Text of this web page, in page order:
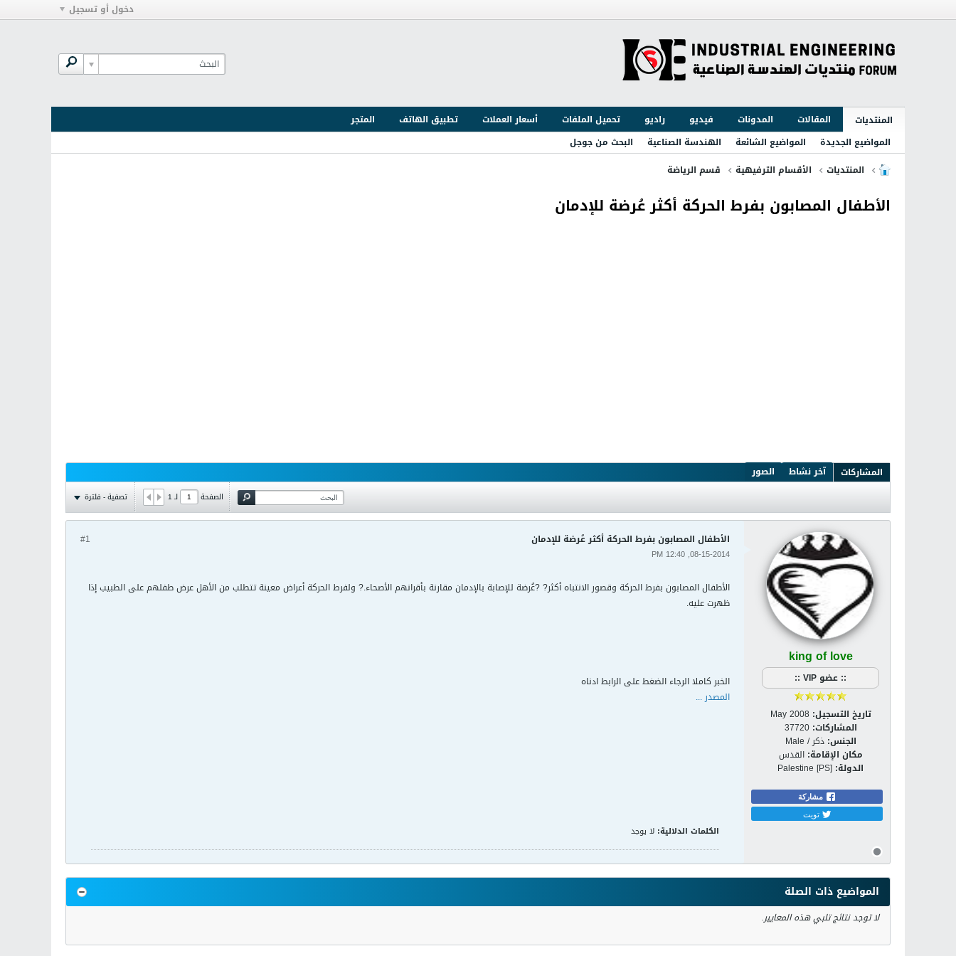
دخول أو تسجيل
المنتديات المقالات المدونات فيديو راديو تحميل الملفات أسعار العملات تطبيق الهاتف
المتجر
المواضيع الجديدة
المواضيع الشائعة الهندسة الصناعية
البحث من جوجل
المنتديات
الأقسام الترفيهية قسم الرياضة
الأطفال المصابون بفرط الحركة أكثر عُرضة للإدمان
المشاركات آخر نشاط الصور
الصفحة لـ1 تصفية - فلترة
king of love
:: عضو VIP ::
تاريخ التسجيل: May 2008
المشاركات: 37720
الجنس: ذكر / Male
مكان الإقامة: القدس
الدولة: Palestine [PS]
مشاركة
تويت
#1 الأطفال المصابون بفرط الحركة أكثر عُرضة للإدمان
08-15-2014, 12:40 PM
الأطفال المصابون بفرط الحركة وقصور الانتباه أكثر? ?عُرضة للإصابة بالإدمان مقارنة بأقرانهم الأصحاء.? ولفرط الحركة أعراض معينة تتطلب من الأهل عرض طفلهم على الطبيب إذا
ظهرت عليه.
الخبر كاملا الرجاء الضغط على الرابط ادناه
المصدر ...
الكلمات الدلالية: لا يوجد
المواضيع ذات الصلة
لا توجد نتائج تلبي هذه المعايير.